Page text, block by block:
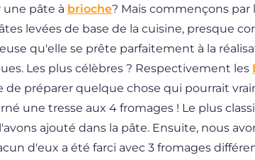
BR
NL
une pâte à brioche? Mais commençons
levées de base de la cuisine, presque
qu'elle se prête parfaitement à la
Les plus célèbres ? Respectivement les
de préparer quelque chose qui pourrait
une tresse aux 4 fromages ! Le plus
ajouté dans la pâte. Ensuite, nous
d'eux a été farci avec 3 fromages